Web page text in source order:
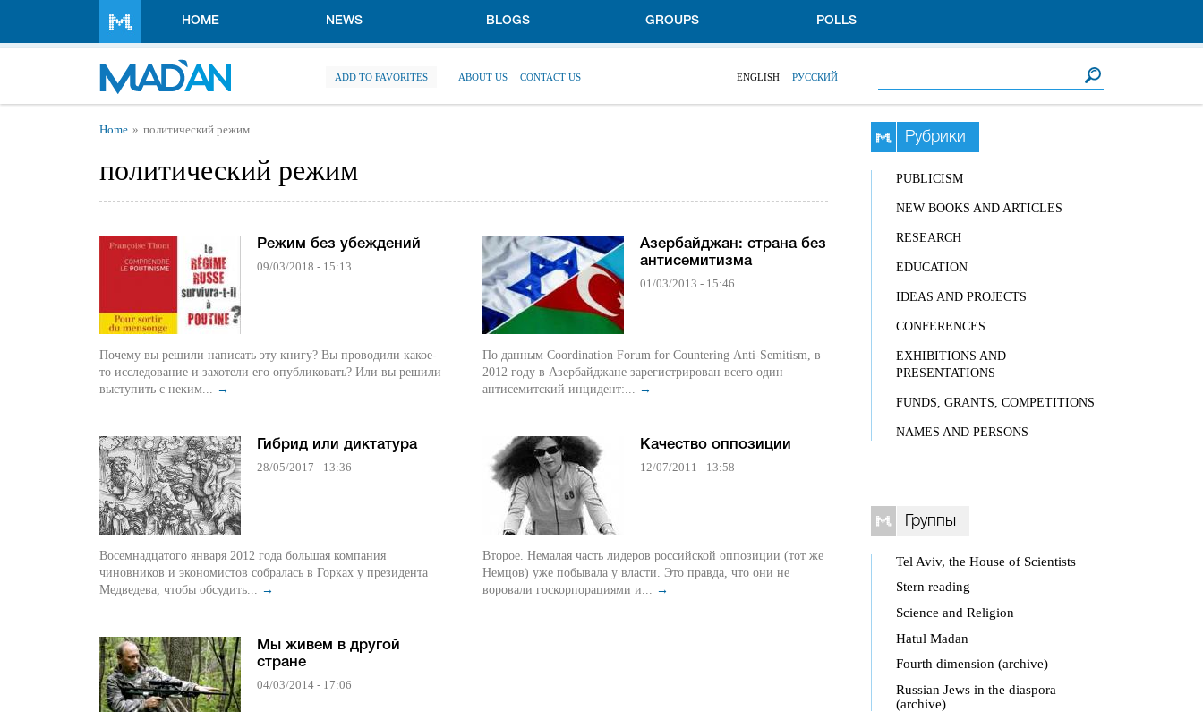
HOME NEWS BLOGS GROUPS POLLS
ADD TO FAVORITES ABOUT US CONTACT US ENGLISH РУССКИЙ
You are here
Home политический режим
политический режим
Режим без убеждений
09/03/2018 - 15:13
Почему вы решили написать эту книгу? Вы проводили какое-
то исследование и захотели его опубликовать? Или вы решили
выступить с неким... →
Гибрид или диктатура
28/05/2017 - 13:36
Восемнадцатого января 2012 года большая компания
чиновников и экономистов собралась в Горках у президента
Медведева, чтобы обсудить... →
Мы живем в другой
стране
04/03/2014 - 17:06
Азербайджан: страна без
антисемитизма
01/03/2013 - 15:46
По данным Coordination Forum for Countering Anti-Semitism, в
2012 году в Азербайджане зарегистрирован всего один
антисемитский инцидент:... →
Качество оппозиции
12/07/2011 - 13:58
Второе. Немалая часть лидеров российской оппозиции (тот же
Немцов) уже побывала у власти. Это правда, что они не
воровали госкорпорациями и... →
Рубрики
PUBLICISM
NEW BOOKS AND ARTICLES
RESEARCH
EDUCATION
IDEAS AND PROJECTS
CONFERENCES
EXHIBITIONS AND
PRESENTATIONS
FUNDS, GRANTS, COMPETITIONS
NAMES AND PERSONS
Группы
Tel Aviv, the House of Scientists
Stern reading
Science and Religion
Hatul Madan
Fourth dimension (archive)
Russian Jews in the diaspora
(archive)